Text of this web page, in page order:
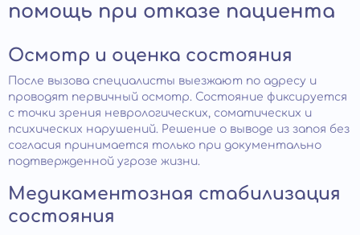
помощь при отказе пациента
Осмотр и оценка состояния
После вызова специалисты выезжают по адресу и
проводят первичный осмотр. Состояние фиксируется
с точки зрения неврологических, соматических и
психических нарушений. Решение о выводе из запоя без
согласия принимается только при документально
подтвержденной угрозе жизни.
Медикаментозная стабилизация
состояния